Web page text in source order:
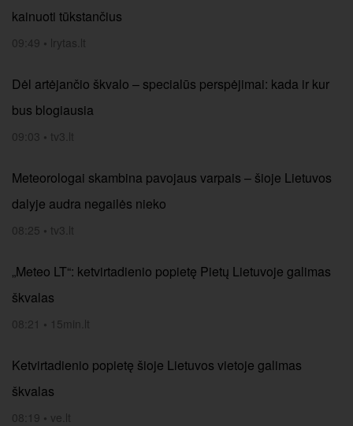
kainuoti tūkstančius
09:49 • lrytas.lt
Dėl artėjančio škvalo – specialūs perspėjimai: kada ir kur
bus blogiausia
09:03 • tv3.lt
Meteorologai skambina pavojaus varpais – šioje Lietuvos
dalyje audra negailės nieko
08:25 • tv3.lt
„Meteo LT“: ketvirtadienio popietę Pietų Lietuvoje galimas
škvalas
08:21 • 15min.lt
Ketvirtadienio popietę šioje Lietuvos vietoje galimas
škvalas
08:19 • ve.lt